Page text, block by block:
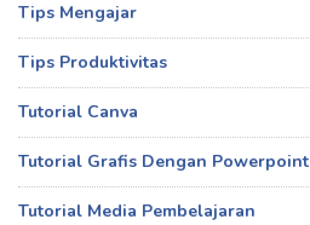
Tips Mengajar
Tips Produktivitas
Tutorial Canva
Tutorial Grafis Dengan Powerpoint
Tutorial Media Pembelajaran